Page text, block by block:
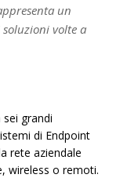
un
volte a
grandi
di Endpoint
rete aziendale
wireless o remoti.